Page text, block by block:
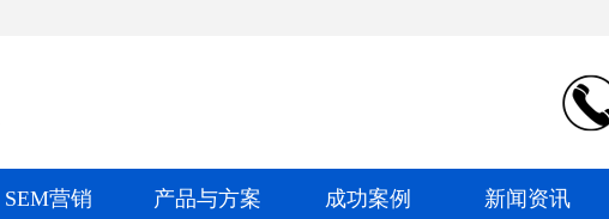
SEM营销 产品与方案 成功案例 新闻资讯